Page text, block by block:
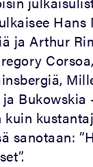
Hans
ja Arthur
Bukowskia
kuin
sanotaan: